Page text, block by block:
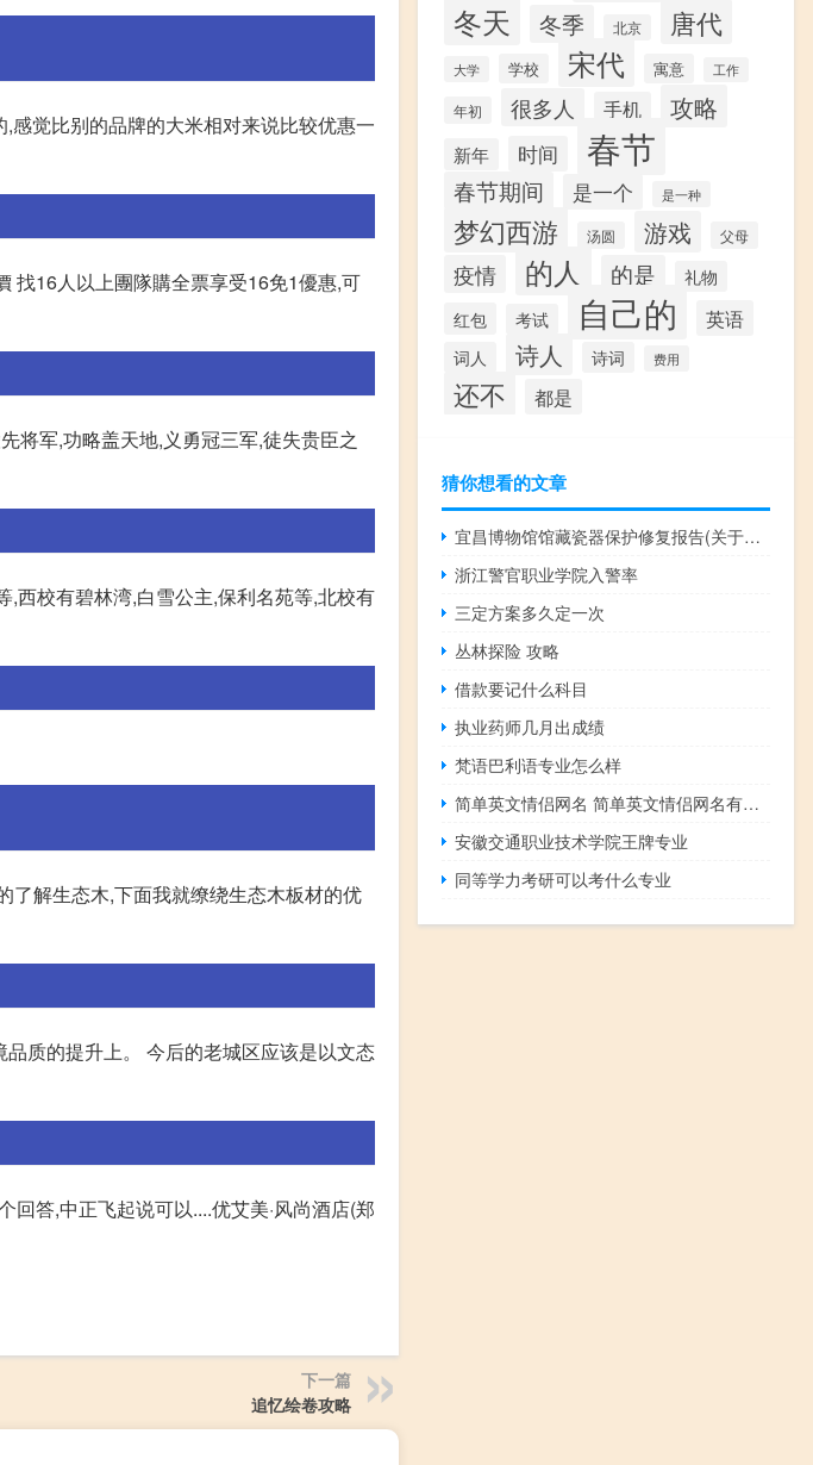
觉比别的品牌的大米相对来说比较优惠一
找16人以上團隊購全票享受16免1優惠,可
将军,功略盖天地,义勇冠三军,徒失贵臣之
西校有碧林湾,白雪公主,保利名苑等,北校有
了解生态木,下面我就缭绕生态木板材的优
品质的提升上。 今后的老城区应该是以文态
答,中正飞起说可以....优艾美·风尚酒店(郑
下一篇
追忆绘卷攻略
冬天 冬季 北京 唐代
大学 学校 宋代 寓意 工作
年初 很多人 手机 攻略
新年 时间 春节
春节期间 是一个 是一种
梦幻西游 汤圆 游戏 父母
疫情 的人 的是 礼物
红包 考试 自己的 英语
词人 诗人 诗词 费用
还不 都是
猜你想看的文章
宜昌博物馆馆藏瓷器保护修复报告(关于宜昌博物馆馆藏瓷器保护修复报告简述)
浙江警官职业学院入警率
三定方案多久定一次
丛林探险 攻略
借款要记什么科目
执业药师几月出成绩
梵语巴利语专业怎么样
简单英文情侣网名 简单英文情侣网名有哪些
安徽交通职业技术学院王牌专业
同等学力考研可以考什么专业